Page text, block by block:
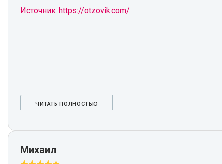
Источник: https://otzovik.com/
ЧИТАТЬ ПОЛНОСТЬЮ
Михаил